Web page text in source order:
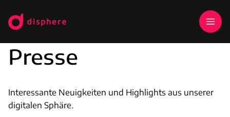
Presse
Interessante Neuigkeiten und Highlights aus unserer
digitalen Sphäre.